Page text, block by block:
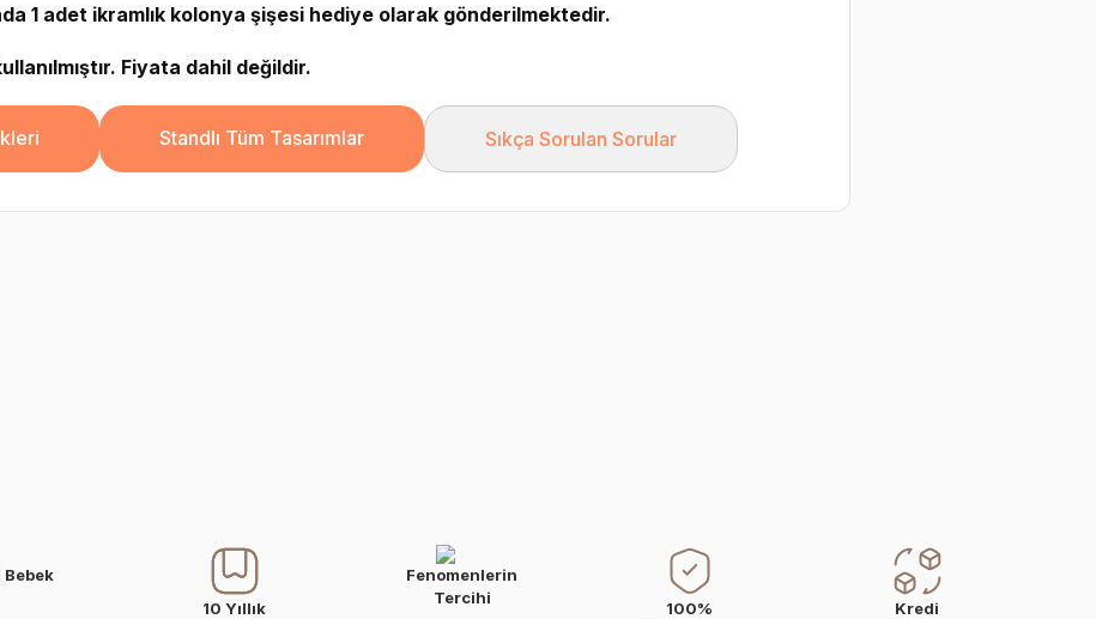
1 adet ikramlık kolonya şişesi hediye olarak gönderilmektedir.
Fiyata dahil değildir.
Standlı Tüm Tasarımlar Sıkça Sorulan Sorular
10 Yıllık
Fenomenlerin
Tercihi
100%
Kredi